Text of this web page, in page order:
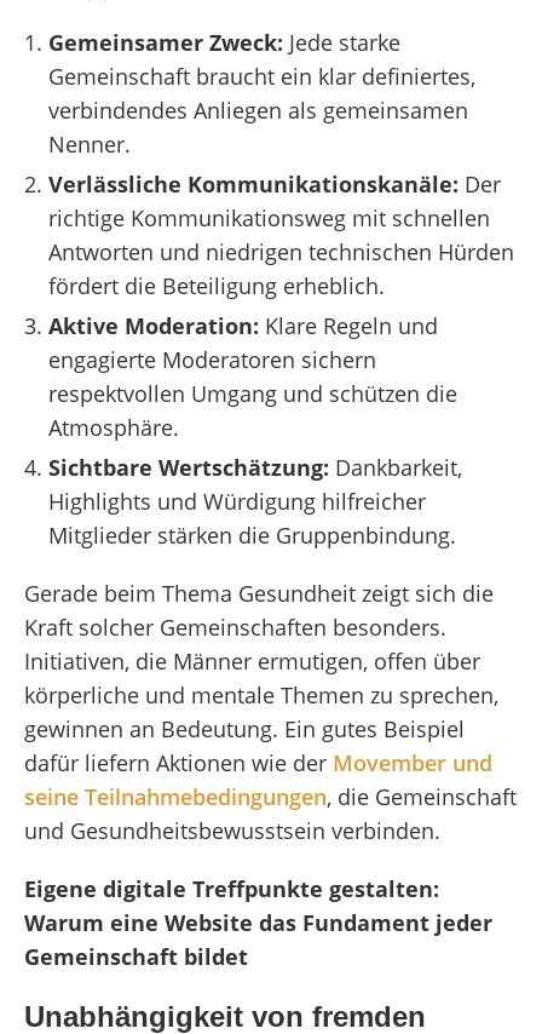
Gemeinsamer Zweck: Jede starke
Gemeinschaft braucht ein klar definiertes,
verbindendes Anliegen als gemeinsamen
Nenner.
Verlässliche Kommunikationskanäle: Der
richtige Kommunikationsweg mit schnellen
Antworten und niedrigen technischen Hürden
fördert die Beteiligung erheblich.
Aktive Moderation: Klare Regeln und
engagierte Moderatoren sichern
respektvollen Umgang und schützen die
Atmosphäre.
Sichtbare Wertschätzung: Dankbarkeit,
Highlights und Würdigung hilfreicher
Mitglieder stärken die Gruppenbindung.
Gerade beim Thema Gesundheit zeigt sich die
Kraft solcher Gemeinschaften besonders.
Initiativen, die Männer ermutigen, offen über
körperliche und mentale Themen zu sprechen,
gewinnen an Bedeutung. Ein gutes Beispiel
dafür liefern Aktionen wie der Movember und
seine Teilnahmebedingungen, die Gemeinschaft
und Gesundheitsbewusstsein verbinden.
Eigene digitale Treffpunkte gestalten:
Warum eine Website das Fundament jeder
Gemeinschaft bildet
Unabhängigkeit von fremden